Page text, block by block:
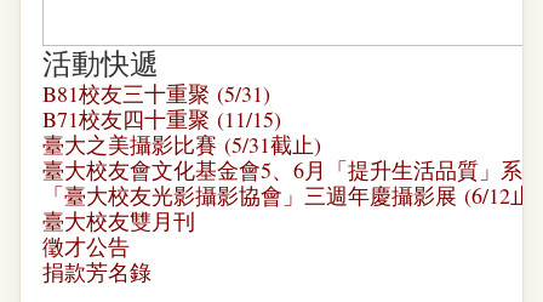
活動快遞
B81校友三十重聚 (5/31)
B71校友四十重聚 (11/15)
臺大之美攝影比賽 (5/31截止)
臺大校友會文化基金會5、6月「提升生活品質」系
「臺大校友光影攝影協會」三週年慶攝影展 (6/12止)
臺大校友雙月刊
徵才公告
捐款芳名錄